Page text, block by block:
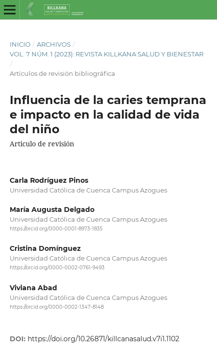
INICIO / ARCHIVOS /
VOL. 7 NÚM. 1 (2023): REVISTA KILLKANA SALUD Y BIENESTAR
/
Artículos de revisión bibliográfica
Influencia de la caries temprana
e impacto en la calidad de vida
del niño
Articulo de revisión
Carla Rodríguez Pinos
Universidad Católica de Cuenca Campus Azogues
María Augusta Delgado
Universidad Católica de Cuenca Campus Azogues
https://orcid.org/0000-0001-8973-1835
Cristina Domínguez
Universidad Católica de Cuenca Campus Azogues
https://orcid.org/0000-0002-0761-9493
Viviana Abad
Universidad Católica de Cuenca Campus Azogues
https://orcid.org/0000-0002-1347-8148
DOI: https://doi.org/10.26871/killcanasalud.v7i1.1102